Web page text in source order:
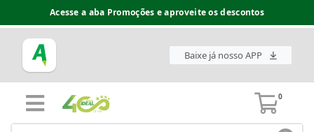
Acesse a aba Promoções e aproveite os descontos
Baixe já nosso APP
0